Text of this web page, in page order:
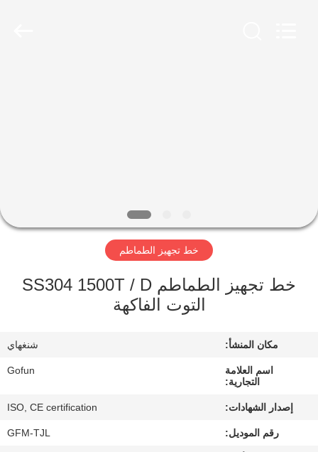
عرض
الافتراضي
جولة
خط تجهيز الطماطم
خط تجهيز الطماطم SS304 1500T / D
التوت الفاكهة
مكان المنشأ: شنغهاي
اسم العلامة
التجارية:
Gofun
إصدار الشهادات: ISO, CE certification
رقم الموديل: GFM-TJL